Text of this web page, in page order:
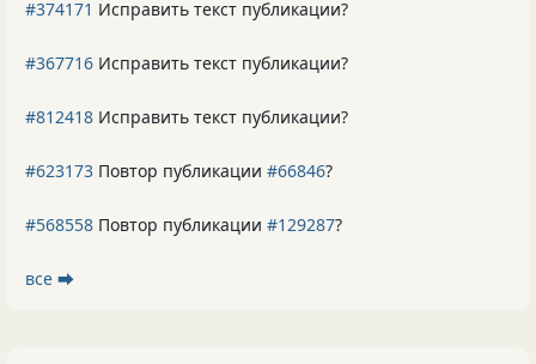
#374171 Исправить текст публикации?
#367716 Исправить текст публикации?
#812418 Исправить текст публикации?
#623173 Повтор публикации #66846?
#568558 Повтор публикации #129287?
все ⮕